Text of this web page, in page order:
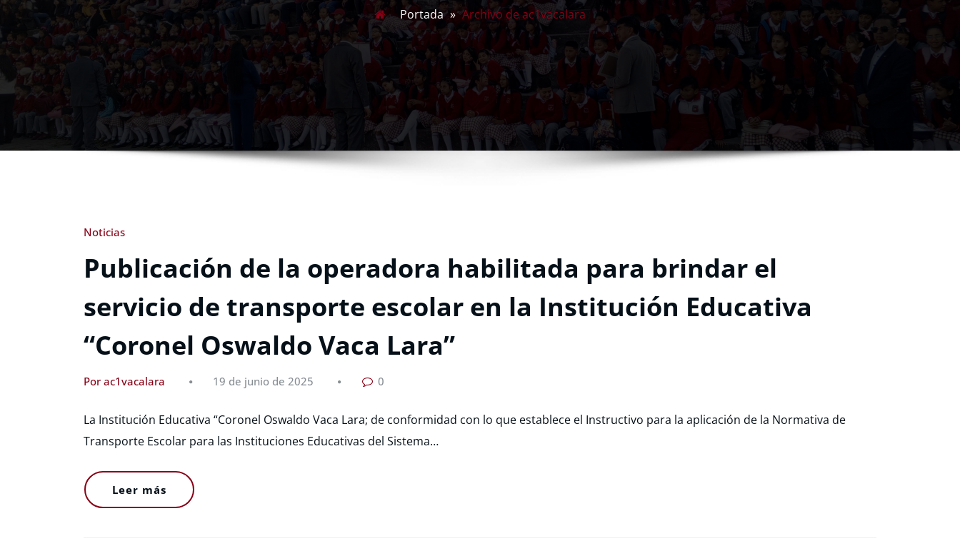
Portada » Archivo de ac1vacalara
Noticias
Publicación de la operadora habilitada para brindar el
servicio de transporte escolar en la Institución Educativa
“Coronel Oswaldo Vaca Lara”
Por ac1vacalara 19 de junio de 2025 0
La Institución Educativa “Coronel Oswaldo Vaca Lara; de conformidad con lo que establece el Instructivo para la aplicación de la Normativa de
Transporte Escolar para las Instituciones Educativas del Sistema…
Leer más